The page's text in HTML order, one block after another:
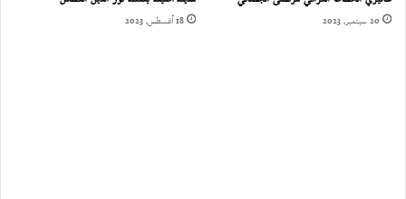
20 سبتمبر، 2023 18 أغسطس، 2023